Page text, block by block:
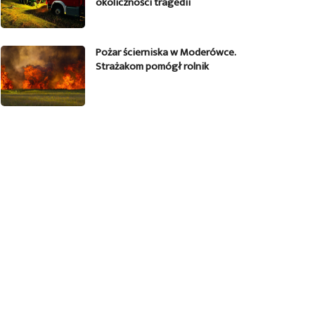
Pożar ścierniska w Moderówce.
Strażakom pomógł rolnik